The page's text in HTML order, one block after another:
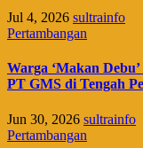
Jul 4, 2026 sultrainfo
Pertambangan
Warga ‘Makan
PT GMS di Tengah
Jun 30, 2026 sultrainfo
Pertambangan